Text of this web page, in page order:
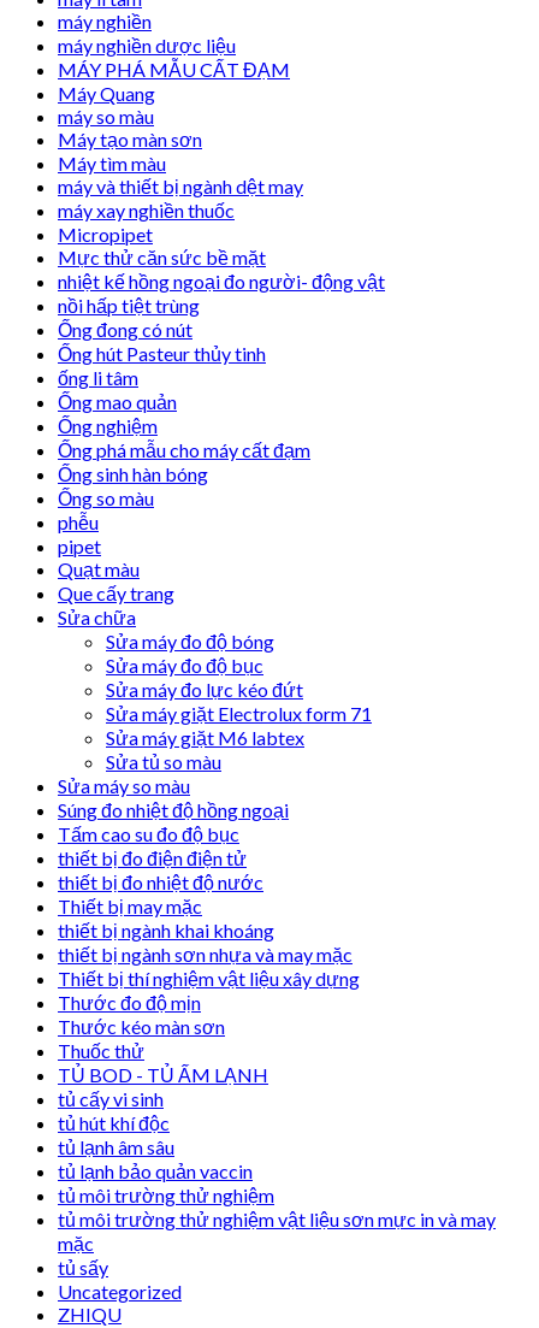
máy nghiền
máy nghiền dược liệu
MÁY PHÁ MẪU CẤT ĐẠM
Máy Quang
máy so màu
Máy tạo màn sơn
Máy tìm màu
máy và thiết bị ngành dệt may
máy xay nghiền thuốc
Micropipet
Mực thử căn sức bề mặt
nhiệt kế hồng ngoại đo người- động vật
nồi hấp tiệt trùng
Ống đong có nút
Ống hút Pasteur thủy tinh
ống li tâm
Ống mao quản
Ống nghiệm
Ống phá mẫu cho máy cất đạm
Ống sinh hàn bóng
Ống so màu
phễu
pipet
Quạt màu
Que cấy trang
Sửa chữa
Sửa máy đo độ bóng
Sửa máy đo độ bục
Sửa máy đo lực kéo đứt
Sửa máy giặt Electrolux form 71
Sửa máy giặt M6 labtex
Sửa tủ so màu
Sửa máy so màu
Súng đo nhiệt độ hồng ngoại
Tấm cao su đo độ bục
thiết bị đo điện điện tử
thiết bị đo nhiệt độ nước
Thiết bị may mặc
thiết bị ngành khai khoáng
thiết bị ngành sơn nhựa và may mặc
Thiết bị thí nghiệm vật liệu xây dựng
Thước đo độ mịn
Thước kéo màn sơn
Thuốc thử
TỦ BOD - TỦ ẤM LẠNH
tủ cấy vi sinh
tủ hút khí độc
tủ lạnh âm sâu
tủ lạnh bảo quản vaccin
tủ môi trường thử nghiệm
tủ môi trường thử nghiệm vật liệu sơn mực in và may
mặc
tủ sấy
Uncategorized
ZHIQU